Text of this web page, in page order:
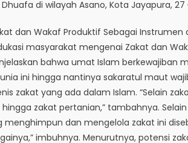
di wilayah Asano, Kota Jayapura, 27
dan Wakaf Produktif Sebagai Instrumen
masyarakat mengenai Zakat dan
bahwa umat Islam berkewajiban
ini hingga nantinya sakaratul maut
zakat yang ada dalam Islam. “Selain
zakat pertanian,” tambahnya.
dan mengelola zakat ini
imbuhnya. Menurutnya, potensi